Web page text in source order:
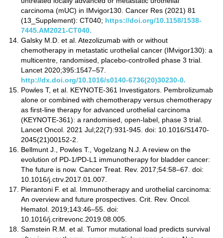
carcinoma (mUC) in IMvigor130. Cancer Res (2021) 81
(13_Supplement): CT040; https://doi.org/10.1158/1538-
7445.AM2021-CT040.
Galsky M.D. et al. Atezolizumab with or without
chemotherapy in metastatic urothelial cancer (IMvigor130): a
multicentre, randomised, placebo-controlled phase 3 trial.
Lancet 2020;395:1547–57.
http://dx.doi.org/10.1016/s0140-6736(20)30230-0.
Powles T, et al. KEYNOTE-361 Investigators. Pembrolizumab
alone or combined with chemotherapy versus chemotherapy
as first-line therapy for advanced urothelial carcinoma
(KEYNOTE-361): a randomised, open-label, phase 3 trial.
Lancet Oncol. 2021 Jul;22(7):931-945. doi: 10.1016/S1470-
2045(21)00152-2.
Bellmunt J., Powles T., Vogelzang N.J. A review on the
evolution of PD-1/PD-L1 immunotherapy for bladder cancer:
The future is now. Cancer Treat. Rev. 2017;54:58–67. doi:
10.1016/j.ctrv.2017.01.007.
Pierantoni F. et al. Immunotherapy and urothelial carcinoma:
An overview and future prospectives. Crit. Rev. Oncol.
Hematol. 2019;143:46–55. doi:
10.1016/j.critrevonc.2019.08.005.
Samstein R.M. et al. Tumor mutational load predicts survival